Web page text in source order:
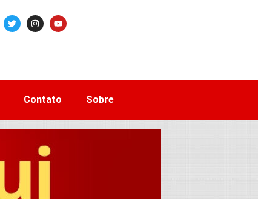
Contato Sobre